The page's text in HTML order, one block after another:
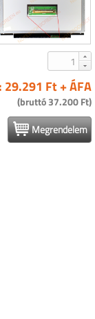
29.291 Ft + ÁFA
(bruttó 37.200 Ft)
Megrendelem